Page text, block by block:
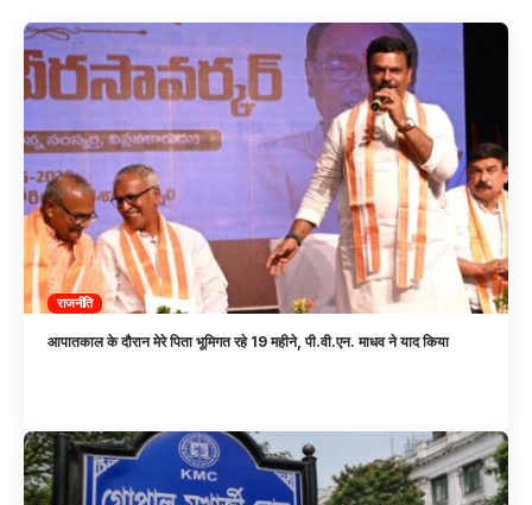
राजनीति
आपातकाल के दौरान मेरे पिता भूमिगत रहे 19 महीने, पी.वी.एन. माधव ने याद किया